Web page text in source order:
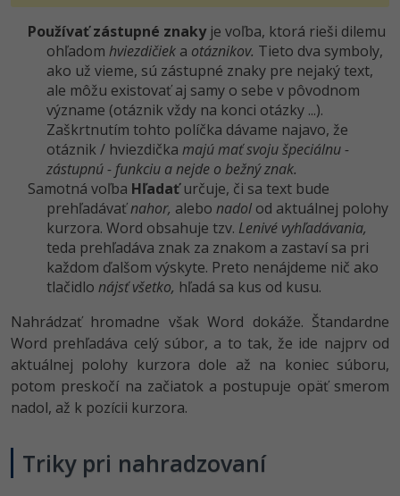
Používať zástupné znakyje voľba, ktorá rieši dilemu
ohľadom hviezdičiek a otáznikov. Tieto dva symboly,
ako už vieme, sú zástupné znaky pre nejaký text,
ale môžu existovať aj samy o sebe v pôvodnom
význame (otáznik vždy na konci otázky ...).
Zaškrtnutím tohto políčka dávame najavo, že
otáznik / hviezdička majú mať svoju špeciálnu -
zástupnú - funkciu a nejde o bežný znak.
Samotná voľba Hľadaťurčuje, či sa text bude
prehľadávaťnahor, alebo nadol od aktuálnej polohy
kurzora. Word obsahuje tzv. Lenivé vyhľadávania,
teda prehľadáva znak za znakom a zastaví sa pri
každom ďalšom výskyte. Preto nenájdeme nič ako
tlačidlo nájsť všetko, hľadá sa kus od kusu.
Nahrádzať hromadne však Word dokáže. Štandardne
Word prehľadáva celý súbor, a to tak, že ide najprv od
aktuálnej polohy kurzora dole až na koniec súboru,
potom preskočí na začiatok a postupuje opäť smerom
nadol, až k pozícii kurzora.
Triky pri nahradzovaní